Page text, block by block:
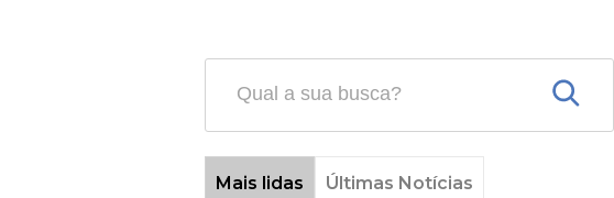
Mais lidas Últimas Notícias